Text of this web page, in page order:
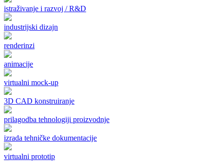
istraživanje i razvoj / R&D
industrijski dizajn
renderinzi
animacije
virtualni mock-up
3D CAD konstruiranje
prilagodba tehnologiji proizvodnje
izrada tehničke dokumentacije
virtualni prototip